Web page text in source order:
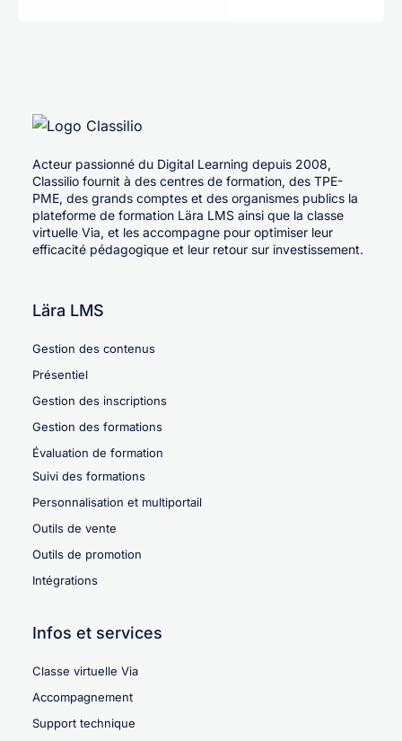
Acteur passionné du Digital Learning depuis 2008,
Classilio fournit à des centres de formation, des TPE-
PME, des grands comptes et des organismes publics la
plateforme de formation Lära LMS ainsi que la classe
virtuelle Via, et les accompagne pour optimiser leur
efficacité pédagogique et leur retour sur investissement.
Lära LMS
Gestion des contenus
Présentiel
Gestion des inscriptions
Gestion des formations
Évaluation de formation
Suivi des formations
Personnalisation et multiportail
Outils de vente
Outils de promotion
Intégrations
Infos et services
Classe virtuelle Via
Accompagnement
Support technique